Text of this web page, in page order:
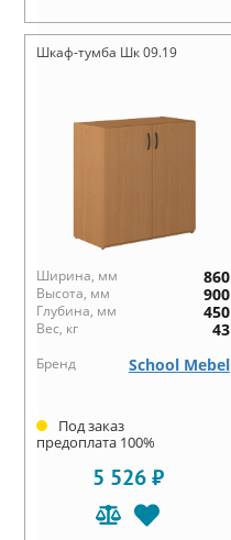
Шкаф-тумба Шк 09.19
Ширина, мм 860
Высота, мм 900
Глубина, мм 450
Вес, кг 43
Бренд School Mebel
Под заказ
предоплата 100%
5 526 ₽